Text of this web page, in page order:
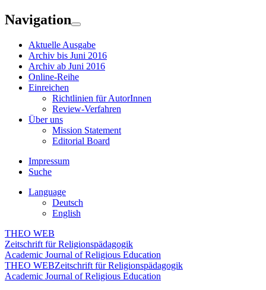
Navigation
Aktuelle Ausgabe
Archiv bis Juni 2016
Archiv ab Juni 2016
Online-Reihe
Einreichen
Richtlinien für AutorInnen
Review-Verfahren
Über uns
Mission Statement
Editorial Board
Impressum
Suche
Language
Deutsch
English
THEO WEB
Zeitschrift für Religionspädagogik
Academic Journal of Religious Education
THEO WEBZeitschrift für Religionspädagogik
Academic Journal of Religious Education